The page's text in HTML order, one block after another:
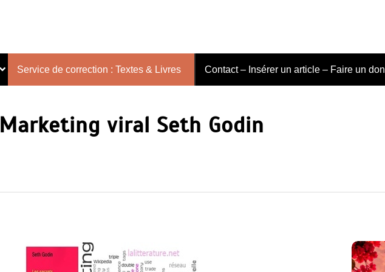
Service de correction : Textes & Livres Contact – Insérer un article – Faire un don
Marketing viral Seth Godin